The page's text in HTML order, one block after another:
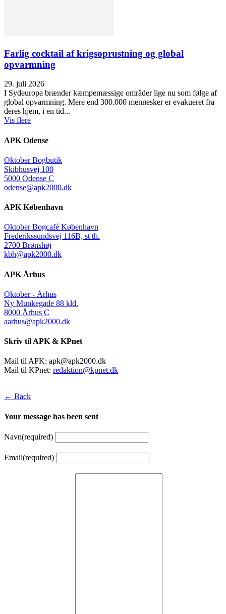
Farlig cocktail af krigsoprustning og global
opvarmning
29. juli 2026
I Sydeuropa brænder kæmpemæssige områder lige nu som følge af
global opvarmning. Mere end 300.000 mennesker er evakueret fra
deres hjem, i en tid...
Vis flere
APK Odense
Oktober Bogbutik
Skibhusvej 100
5000 Odense C
odense@apk2000.dk
APK København
Oktober Bogcafé København
Frederikssundsvej 116B, st th.
2700 Brønshøj
kbh@apk2000.dk
APK Århus
Oktober - Århus
Ny Munkegade 88 kld.
8000 Århus C
aarhus@apk2000.dk
Skriv til APK & KPnet
Mail til APK: apk@apk2000.dk
Mail til KPnet: redaktion@kpnet.dk
← Back
Your message has been sent
Navn(required)
Email(required)